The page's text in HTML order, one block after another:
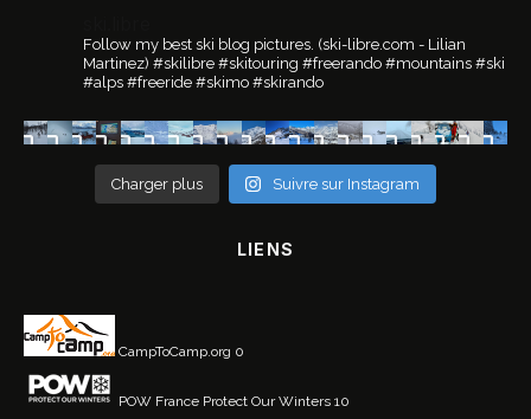
Follow my best ski blog pictures. (ski-libre.com - Lilian
Martinez) #skilibre #skitouring #freerando #mountains #ski
#alps #freeride #skimo #skirando
Charger plus Suivre sur Instagram
LIENS
CampToCamp.org 0
POW France Protect Our Winters 10